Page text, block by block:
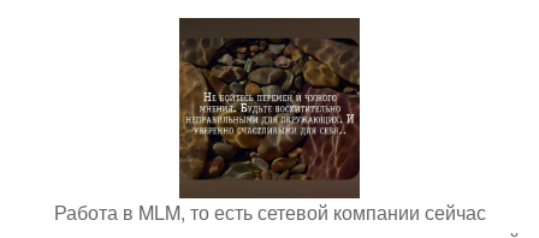
Работа в MLM, то есть сетевой компании сейчас